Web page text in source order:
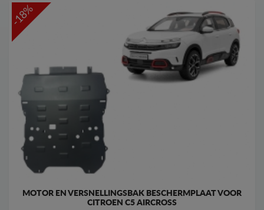
-18%
MOTOR EN VERSNELLINGSBAK BESCHERMPLAAT VOOR
CITROEN C5 AIRCROSS